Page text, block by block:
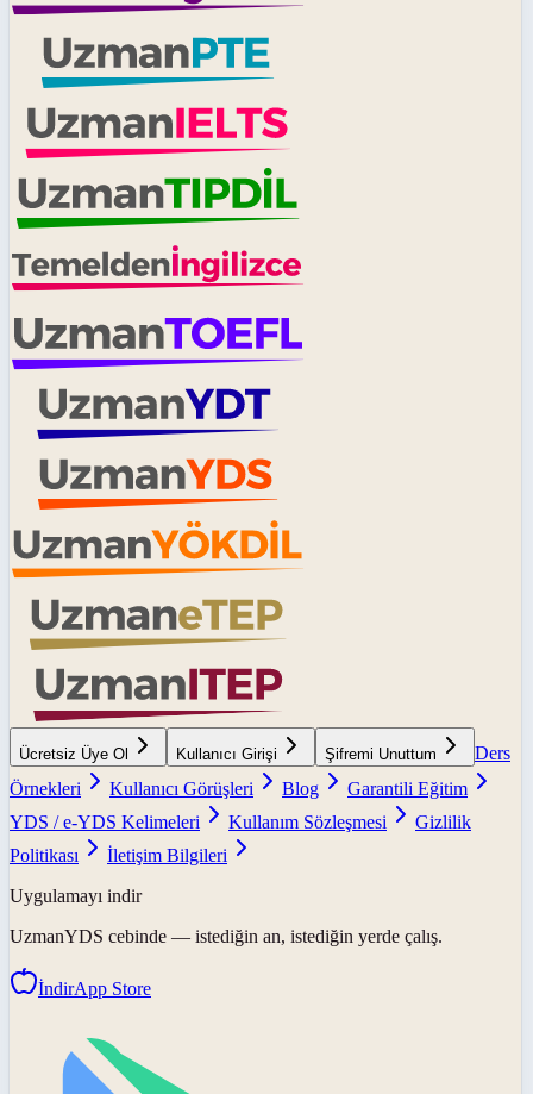
Ücretsiz Üye Ol Kullanıcı Girişi Şifremi Unuttum
Ders
Örnekleri
Kullanıcı Görüşleri Blog
Garantili Eğitim
YDS / e-YDS Kelimeleri
Kullanım Sözleşmesi
Gizlilik
Politikası
İletişim Bilgileri
Uygulamayı indir
UzmanYDS cebinde — istediğin an, istediğin yerde çalış.
İndirApp Store